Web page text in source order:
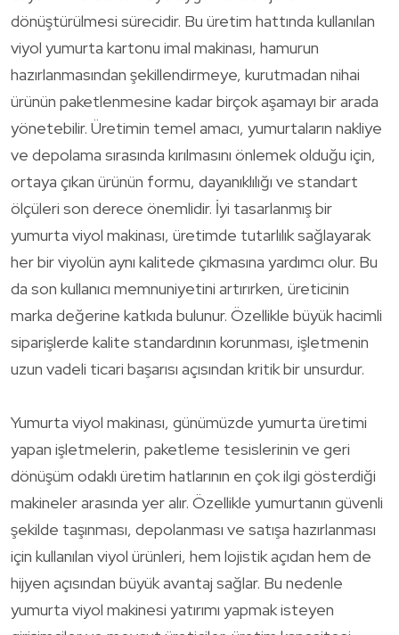
dönüştürülmesi sürecidir. Bu üretim hattında kullanılan
viyol yumurta kartonu imal makinası, hamurun
hazırlanmasından şekillendirmeye, kurutmadan nihai
ürünün paketlenmesine kadar birçok aşamayı bir arada
yönetebilir. Üretimin temel amacı, yumurtaların nakliye
ve depolama sırasında kırılmasını önlemek olduğu için,
ortaya çıkan ürünün formu, dayanıklılığı ve standart
ölçüleri son derece önemlidir. İyi tasarlanmış bir
yumurta viyol makinası, üretimde tutarlılık sağlayarak
her bir viyolün aynı kalitede çıkmasına yardımcı olur. Bu
da son kullanıcı memnuniyetini artırırken, üreticinin
marka değerine katkıda bulunur. Özellikle büyük hacimli
siparişlerde kalite standardının korunması, işletmenin
uzun vadeli ticari başarısı açısından kritik bir unsurdur.
Yumurta viyol makinası, günümüzde yumurta üretimi
yapan işletmelerin, paketleme tesislerinin ve geri
dönüşüm odaklı üretim hatlarının en çok ilgi gösterdiği
makineler arasında yer alır. Özellikle yumurtanın güvenli
şekilde taşınması, depolanması ve satışa hazırlanması
için kullanılan viyol ürünleri, hem lojistik açıdan hem de
hijyen açısından büyük avantaj sağlar. Bu nedenle
yumurta viyol makinesi yatırımı yapmak isteyen